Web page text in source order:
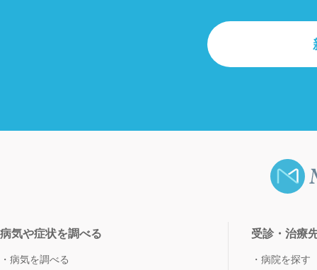
病気や症状を調べる
病気を調べる
受診・治療
病院を探す